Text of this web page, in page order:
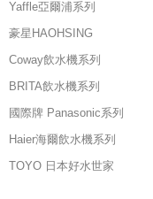
Yaffle亞爾浦系列
豪星HAOHSING
Coway飲水機系列
BRITA飲水機系列
國際牌 Panasonic系列
Haier海爾飲水機系列
TOYO 日本好水世家